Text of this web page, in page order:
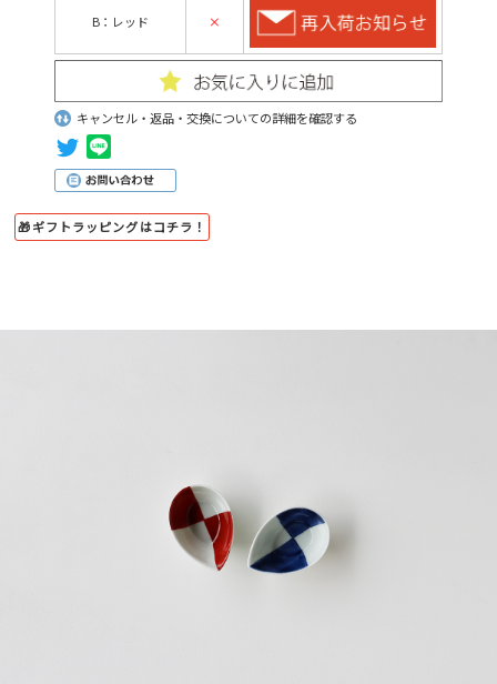
B：レッド ×
キャンセル・返品・交換についての詳細を確認する
🎁ギフトラッピングはコチラ！